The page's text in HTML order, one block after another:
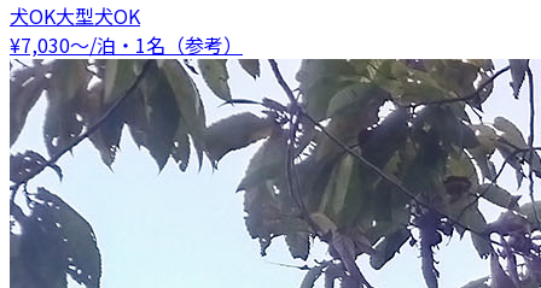
犬OK大型犬OK
¥7,030〜/泊・1名（参考）